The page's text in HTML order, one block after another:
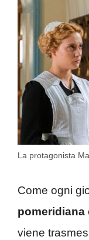
La protagonista
Come ogni
pomeridiana
viene